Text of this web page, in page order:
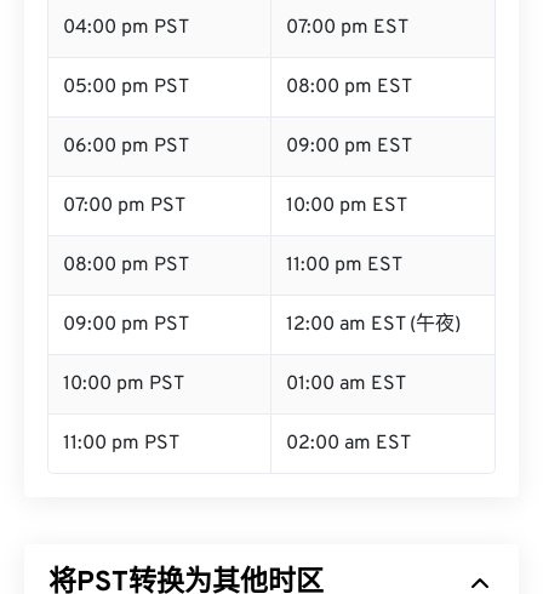
04:00 pm PST 07:00 pm EST
05:00 pm PST 08:00 pm EST
06:00 pm PST 09:00 pm EST
07:00 pm PST 10:00 pm EST
08:00 pm PST 11:00 pm EST
09:00 pm PST 12:00 am EST (午夜)
10:00 pm PST 01:00 am EST
11:00 pm PST 02:00 am EST
将PST转换为其他时区